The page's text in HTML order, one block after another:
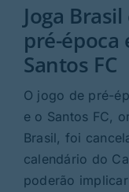
Opinião
Região
Rubricas
Jornal
Joga
pré-época
Santos FC
O jogo de pré-
e o Santos FC,
Brasil, foi
calendário do
poderão